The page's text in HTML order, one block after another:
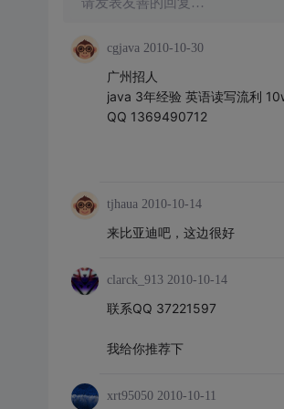
cgjava 2010-10-30
广州招人
java 3年经验 英语读写流利
QQ 1369490712
tjhaua 2010-10-14
来比亚迪吧，这边很好
clarck_913 2010-10-14
联系QQ 37221597
我给你推荐下
xrt95050 2010-10-11